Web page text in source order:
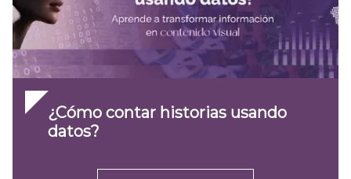
¿Cómo contar historias usando
datos?